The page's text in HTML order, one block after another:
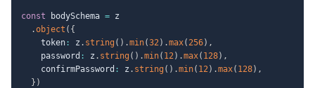
const bodySchema = z
.object ( {
    token
: z . string ( ) .min(32) .max( 256) ,
    password
: z . string ( ) .min( 12) .max( 128) ,
    confirmPassword
: z . string ( ) .min( 12) .max( 128) ,
} )